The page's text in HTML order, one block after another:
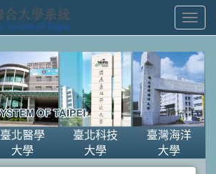
臺北醫學
大學
臺北科技
大學
臺灣海洋
大學